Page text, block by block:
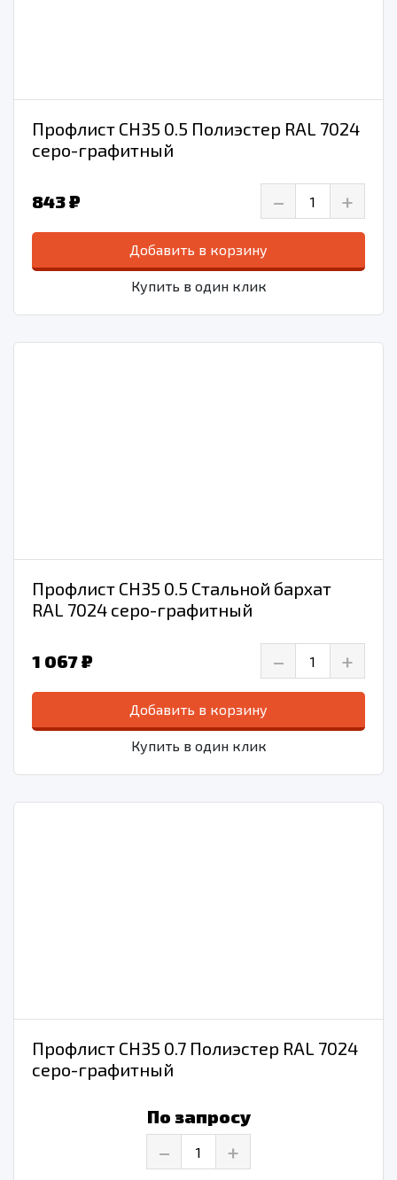
Профлист СН35 0.5 Полиэстер RAL 7024
серо-графитный
843 ₽ – +
Добавить в корзину
Купить в один клик
Профлист СН35 0.5 Стальной бархат
RAL 7024 серо-графитный
1 067 ₽ – +
Добавить в корзину
Купить в один клик
Профлист СН35 0.7 Полиэстер RAL 7024
серо-графитный
По запросу
– +